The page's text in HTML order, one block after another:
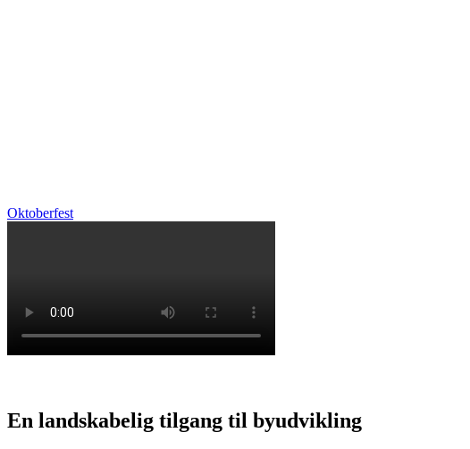
Oktoberfest
En landskabelig tilgang til byudvikling